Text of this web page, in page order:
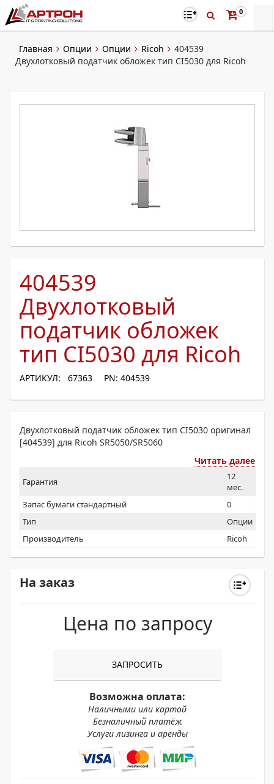
0
Главная Опции Опции Ricoh
404539
Двухлотковый податчик обложек тип CI5030 для Ricoh
404539
Двухлотковый
податчик обложек
тип CI5030 для Ricoh
АРТИКУЛ: 67363 PN: 404539
Двухлотковый податчик обложек тип CI5030 оригинал
[404539] для Ricoh SR5050/SR5060
Читать далее
Гарантия
12
мес.
Запас бумаги стандартный
0
Тип
Опции
Производитель
Ricoh
На заказ
Цена по запросу
ЗАПРОСИТЬ
Возможна оплата:
Наличными или картой
Безналичный платёж
Услуги лизинга и аренды